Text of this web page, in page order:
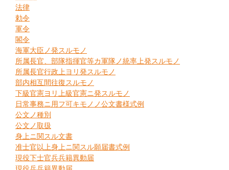
法律
勅令
軍令
閣令
海軍大臣ノ発スルモノ
所属長官、部隊指揮官等カ軍隊ノ統率上発スルモノ
所属長官行政上ヨリ発スルモノ
部内相互間往復スルモノ
下級官憲ヨリ上級官憲ニ発スルモノ
日常事務ニ用フ可キモノノ公文書様式例
公文ノ種別
公文ノ取扱
身上ニ関スル文書
准士官以上身上ニ関スル願届書式例
現役下士官兵兵籍異動届